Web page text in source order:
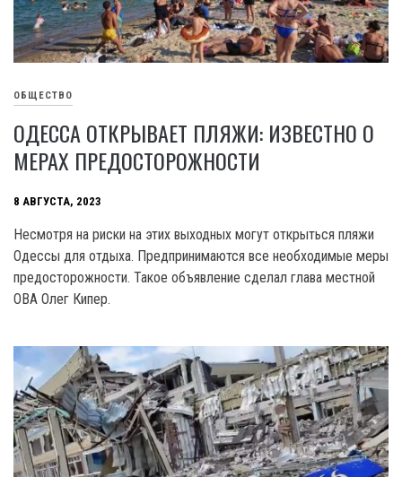
ОБЩЕСТВО
ОДЕССА ОТКРЫВАЕТ ПЛЯЖИ: ИЗВЕСТНО О
МЕРАХ ПРЕДОСТОРОЖНОСТИ
8 АВГУСТА, 2023
Несмотря на риски на этих выходных могут открыться пляжи
Одессы для отдыха. Предпринимаются все необходимые меры
предосторожности. Такое объявление сделал глава местной
OBA Олег Кипер.